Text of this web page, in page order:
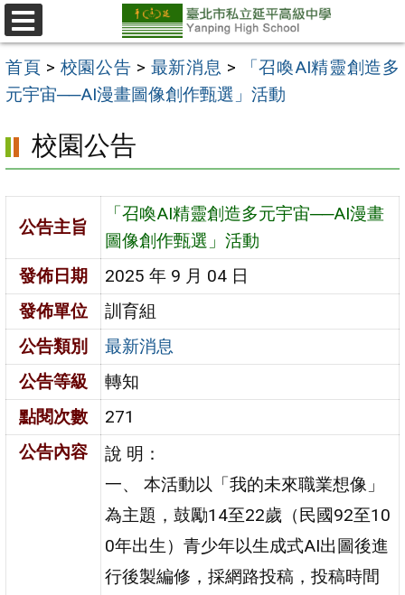
跳
至
主
要
區
選
單
首頁 > 校園公告 > 最新消息 >
「召喚AI精靈創造多
元宇宙──AI漫畫圖像創作甄選」活動
校園公告
公告主旨
「召喚AI精靈創造多元宇宙──AI漫畫
圖像創作甄選」活動
發佈日期
2025 年 9 月 04 日
發佈單位
訓育組
公告類別
最新消息
公告等級
轉知
點閱次數
271
公告內容
說 明：
一、 本活動以「我的未來職業想像」
為主題，鼓勵14至22歲（民國92至10
0年出生）青少年以生成式AI出圖後進
行後製編修，採網路投稿，投稿時間